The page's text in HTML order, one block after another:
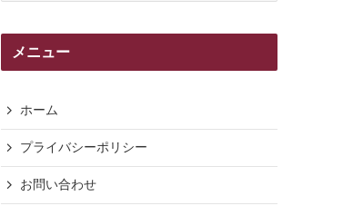
リ
メニュー
ホーム
プライバシーポリシー
お問い合わせ